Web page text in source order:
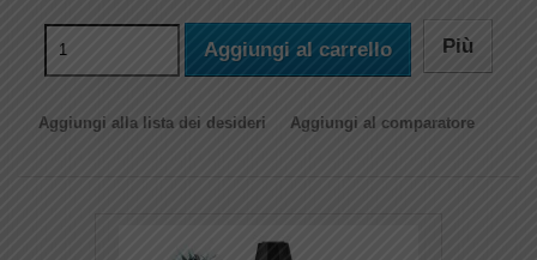
Aggiungi al carrello Più
Aggiungi alla lista dei desideri Aggiungi al comparatore